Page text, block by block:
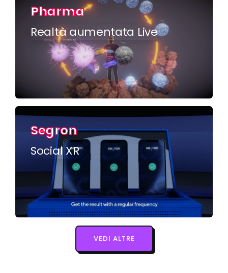
Pharma
Realtà aumentata Live
Segron
Social XR
VEDI ALTRE